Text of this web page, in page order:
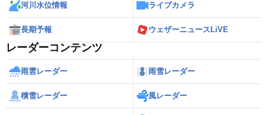
河川水位情報 ライブカメラ
長期予報 ウェザーニュースLiVE
レーダーコンテンツ
雨雲レーダー 雨雪レーダー
積雪レーダー 風レーダー